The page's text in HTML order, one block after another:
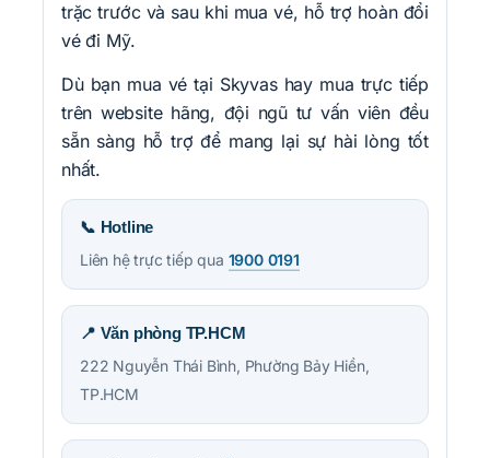
trặc trước và sau khi mua vé, hỗ trợ hoàn đổi
vé đi Mỹ.
Dù bạn mua vé tại Skyvas hay mua trực tiếp
trên website hãng, đội ngũ tư vấn viên đều
sẵn sàng hỗ trợ để mang lại sự hài lòng tốt
nhất.
📞 Hotline
Liên hệ trực tiếp qua 1900 0191
📍 Văn phòng TP.HCM
222 Nguyễn Thái Bình, Phường Bảy Hiền,
TP.HCM